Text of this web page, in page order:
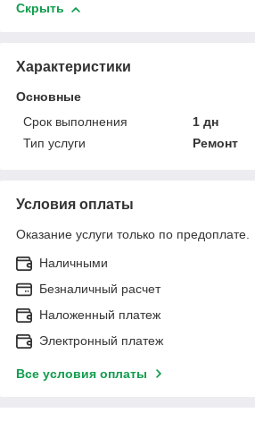
Скрыть
Характеристики
Основные
Срок выполнения
1 дн
Тип услуги
Ремонт
Условия оплаты
Оказание услуги только по предоплате.
Наличными
Безналичный расчет
Наложенный платеж
Электронный платеж
Все условия оплаты